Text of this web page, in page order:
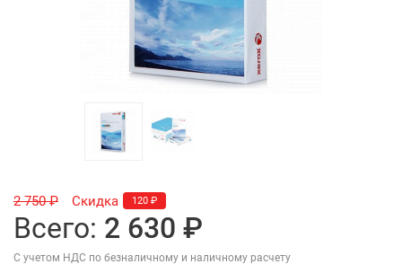
2 750 ₽ Скидка 120 ₽
Всего: 2 630 ₽
С учетом НДС по безналичному и наличному расчету